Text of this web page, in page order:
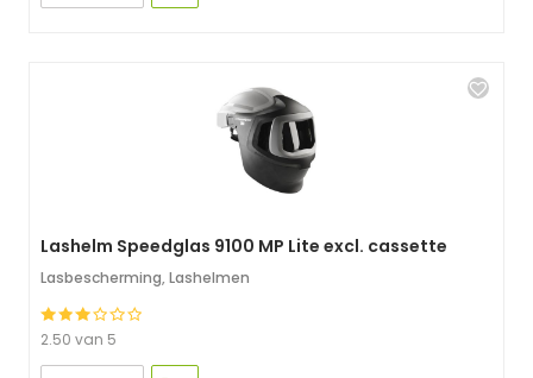
Lashelm Speedglas 9100 MP Lite excl. cassette
Lasbescherming, Lashelmen
2.50 van 5